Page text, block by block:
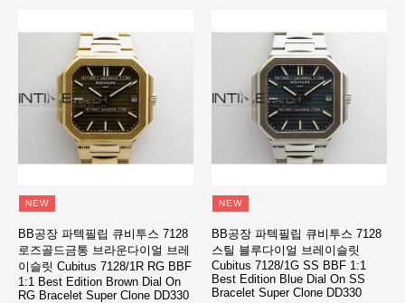
NEW
BB공장 파텍필립 큐비투스 7128
로즈골드금통 브라운다이얼 브레
이슬릿 Cubitus 7128/1R RG BBF
1:1 Best Edition Brown Dial On
RG Bracelet Super Clone DD330
NEW
BB공장 파텍필립 큐비투스 7128
스틸 블루다이얼 브레이슬릿
Cubitus 7128/1G SS BBF 1:1
Best Edition Blue Dial On SS
Bracelet Super Clone DD330